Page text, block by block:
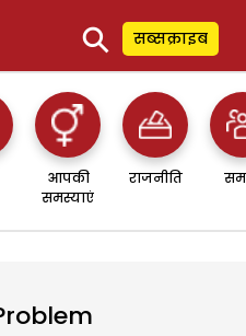
⚲ सब्सक्राइब
आपकी
समस्याएं
राजनीति